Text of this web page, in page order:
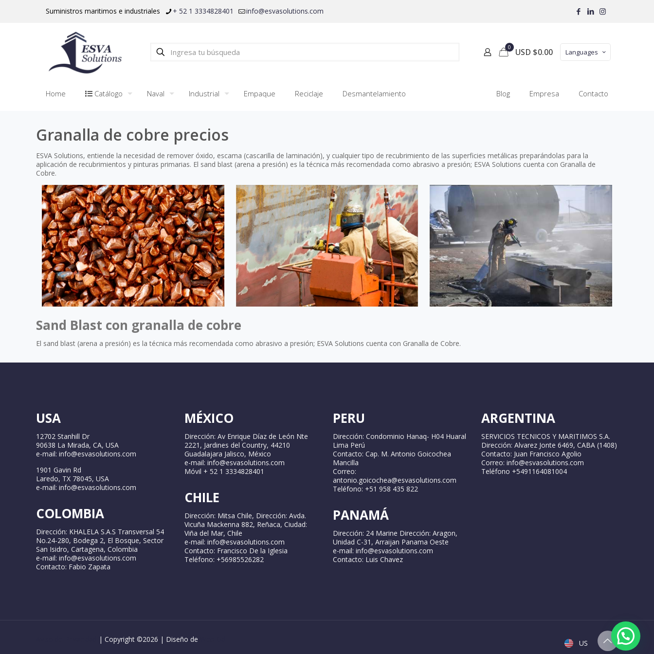
Suministros maritimos e industriales + 52 1 3334828401 info@esvasolutions.com
0 USD $0.00 Languages
Home Catálogo Naval Industrial Empaque Reciclaje Desmantelamiento Blog Empresa Contacto
Granalla de cobre precios
ESVA Solutions, entiende la necesidad de remover óxido, escama (cascarilla de laminación), y cualquier tipo de recubrimiento de las superficies metálicas preparándolas para la
aplicación de recubrimientos y pinturas primarias. El sand blast (arena a presión) es la técnica más recomendada como abrasivo a presión; ESVA Solutions cuenta con Granalla de
Cobre.
Sand Blast con granalla de cobre
El sand blast (arena a presión) es la técnica más recomendada como abrasivo a presión; ESVA Solutions cuenta con Granalla de Cobre.
USA
12702 Stanhill Dr
90638 La Mirada, CA, USA
e-mail: info@esvasolutions.com
1901 Gavin Rd
Laredo, TX 78045, USA
e-mail: info@esvasolutions.com
COLOMBIA
Dirección: KHALELA S.A.S Transversal 54
No.24-280, Bodega 2, El Bosque, Sector
San Isidro, Cartagena, Colombia
e-mail: info@esvasolutions.com
Contacto: Fabio Zapata
MÉXICO
Dirección: Av Enrique Díaz de León Nte
2221, Jardines del Country, 44210
Guadalajara Jalisco, México
e-mail: info@esvasolutions.com
Móvil + 52 1 3334828401
CHILE
Dirección: Mitsa Chile, Dirección: Avda.
Vicuña Mackenna 882, Reñaca, Ciudad:
Viña del Mar, Chile
e-mail: info@esvasolutions.com
Contacto: Francisco De la Iglesia
Teléfono: +56985526282
PERU
Dirección: Condominio Hanaq- H04 Huaral
Lima Perú
Contacto: Cap. M. Antonio Goicochea
Mancilla
Correo:
antonio.goicochea@esvasolutions.com
Teléfono: +51 958 435 822
PANAMÁ
Dirección: 24 Marine Dirección: Aragon,
Unidad C-31, Arraijan Panama Oeste
e-mail: info@esvasolutions.com
Contacto: Luis Chavez
ARGENTINA
SERVICIOS TECNICOS Y MARITIMOS S.A.
Dirección: Alvarez Jonte 6469, CABA (1408)
Contacto: Juan Francisco Agolio
Correo: info@esvasolutions.com
Teléfono +5491164081004
| Copyright ©2026 | Diseño de US